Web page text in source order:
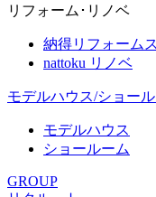
リフォーム･リノベ
納得リフォーム
nattoku リノベ
モデルハウス/ショー
モデルハウス
ショールーム
GROUP